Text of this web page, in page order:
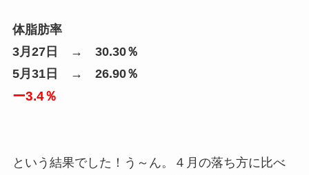
体脂肪率
3月27日 → 30.30％
5月31日 → 26.90％
ー3.4％
という結果でした！う～ん。４月の落ち方に比べ